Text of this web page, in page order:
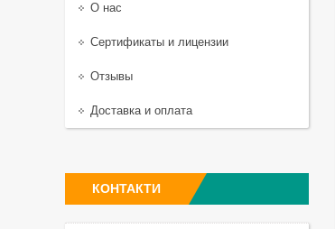
О нас
Сертификаты и лицензии
Отзывы
Доставка и оплата
КОНТАКТИ